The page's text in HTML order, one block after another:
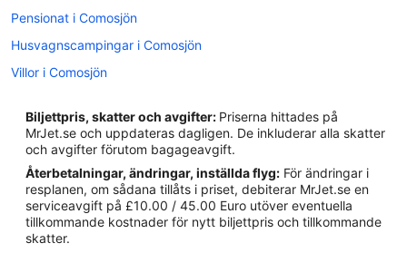
Pensionat i Comosjön
Husvagnscampingar i Comosjön
Villor i Comosjön
Hotell i Argegno
Hotell i Bellagio
Hotell i Bellano
Hotell i Colonno
Hotell i Cremia
Biljettpris, skatter och avgifter: Priserna hittades på
MrJet.se och uppdateras dagligen. De inkluderar alla skatter
och avgifter förutom bagageavgift.
Återbetalningar, ändringar, inställda flyg: För ändringar i
resplanen, om sådana tillåts i priset, debiterar MrJet.se en
serviceavgift på £10.00 / 45.00 Euro utöver eventuella
tillkommande kostnader för nytt biljettpris och tillkommande
skatter.